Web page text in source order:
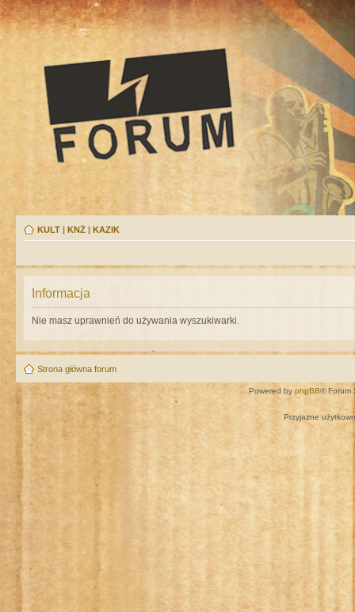
KULT | KNŻ | KAZIK
Informacja
Nie masz uprawnień do używania wyszukiwarki.
Strona główna forum
Powered by phpBB® Forum
Przyjazne